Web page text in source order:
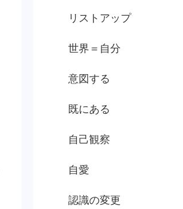
リストアップ
世界＝自分
意図する
既にある
自己観察
自愛
認識の変更